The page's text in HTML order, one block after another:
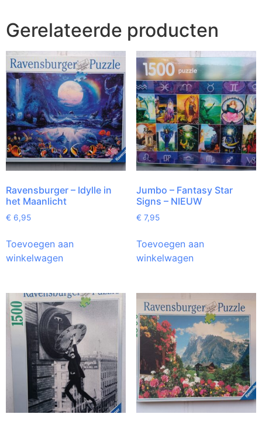
Gerelateerde producten
Ravensburger – Idylle in
het Maanlicht
€ 6,95
Toevoegen aan
winkelwagen
Jumbo – Fantasy Star
Signs – NIEUW
€ 7,95
Toevoegen aan
winkelwagen